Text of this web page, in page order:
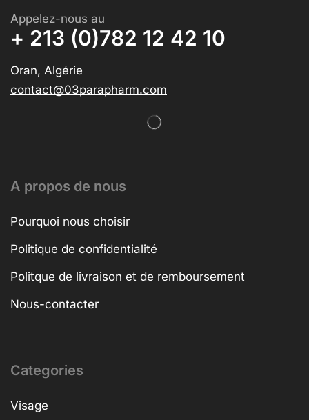
Appelez-nous au
+ 213 (0)782 12 42 10
Oran, Algérie
contact@03parapharm.com
A propos de nous
Pourquoi nous choisir
Politique de confidentialité
Politque de livraison et de remboursement
Nous-contacter
Categories
Visage